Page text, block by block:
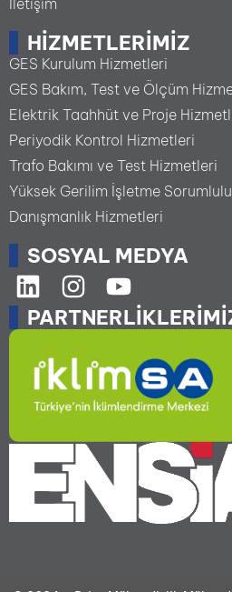
İletişim
HIZMETLERIMIZ
GES Kurulum Hizmetleri
GES Bakım, Test ve Ölçüm
Elektrik Taahhüt ve Proje
Periyodik Kontrol Hizmetleri
Trafo Bakımı ve Test Hizmetleri
Yüksek Gerilim İşletme
Danışmanlık Hizmetleri
SOSYAL MEDYA